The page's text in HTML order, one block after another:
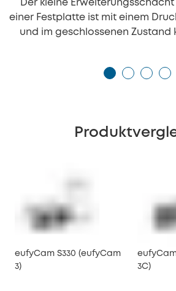
Der kleine
einer Festplatte ist mit einem
und im geschlossenen Zustand
eufyCam S330 (eufyCam
3)
3C)